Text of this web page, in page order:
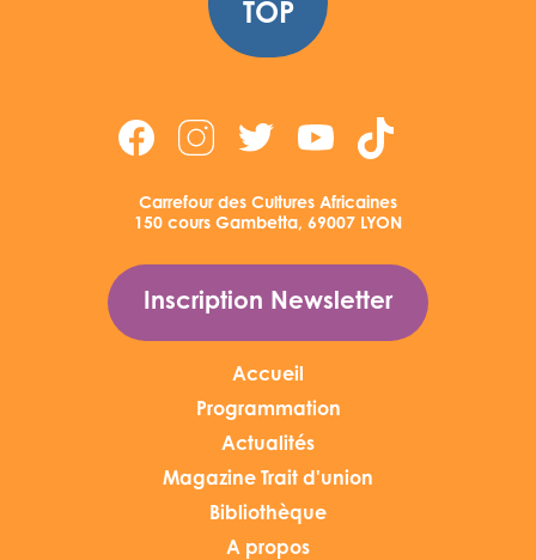
TOP
Carrefour des Cultures Africaines
150 cours Gambetta, 69007 LYON
Inscription Newsletter
Accueil
Programmation
Actualités
Magazine Trait d'union
Bibliothèque
A propos